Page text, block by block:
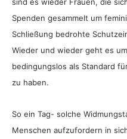
sind es wieder Frauen, die
Spenden gesammelt um
Schließung bedrohte
Wieder und wieder geht es
bedingungslos als Standard
zu haben.
So ein Tag- solche
Menschen aufzufordern in